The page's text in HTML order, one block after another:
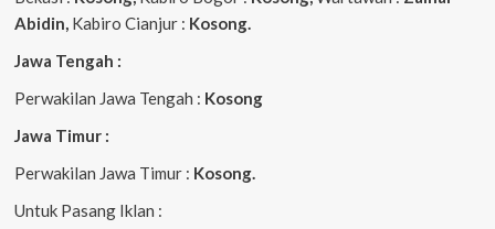
Abidin,Kabiro Cianjur : Kosong.
Jawa Tengah :
Perwakilan Jawa Tengah : Kosong
Jawa Timur :
Perwakilan Jawa Timur : Kosong.
Untuk Pasang Iklan :